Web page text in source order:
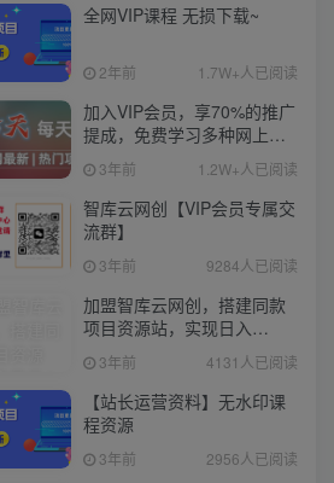
全网VIP课程 无损下载~
2年前 1.7W+人已阅读
加入VIP会员，享70%的推广
提成，免费学习多种网上创
业课程，菜鸟秒变大神！
3年前 1.2W+人已阅读
智库云网创【VIP会员专属交
流群】
3年前 9284人已阅读
加盟智库云网创，搭建同款
项目资源站，实现日入
2000+
3年前 4131人已阅读
【站长运营资料】无水印课
程资源
3年前 2956人已阅读